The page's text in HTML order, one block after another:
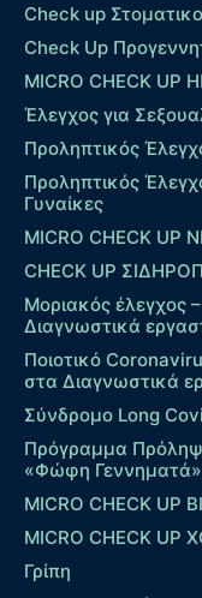
Check up
Check Up
MICRO CHECK UP
Έλεγχος για
Προληπτικός
Προληπτικός
Γυναίκες
MICRO CHECK UP
CHECK UP
Μοριακός έλεγχος
Διαγνωστικά
Ποιοτικό
στα Διαγνωστικά
Σύνδρομο Long
Πρόγραμμα
«Φώφη
MICRO CHECK UP
MICRO CHECK UP
Γρίπη